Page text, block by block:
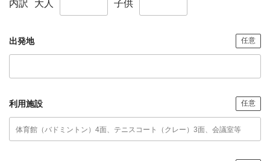
内訳 大人 子供
出発地 任意
利用施設 任意